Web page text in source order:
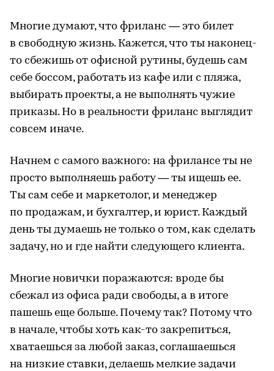
Многие думают, что фриланс — это билет
в свободную жизнь. Кажется, что ты наконец-
то сбежишь от офисной рутины, будешь сам
себе боссом, работать из кафе или с пляжа,
выбирать проекты, а не выполнять чужие
приказы. Но в реальности фриланс выглядит
совсем иначе.
Начнем с самого важного: на фрилансе ты не
просто выполняешь работу — ты ищешь ее.
Ты сам себе и маркетолог, и менеджер
по продажам, и бухгалтер, и юрист. Каждый
день ты думаешь не только о том, как сделать
задачу, но и где найти следующего клиента.
Многие новички поражаются: вроде бы
сбежал из офиса ради свободы, а в итоге
пашешь еще больше. Почему так? Потому что
в начале, чтобы хоть как-то закрепиться,
хватаешься за любой заказ, соглашаешься
на низкие ставки, делаешь мелкие задачи